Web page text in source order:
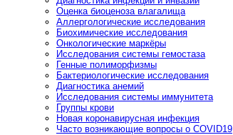
Оценка биоценоза влагалища
Аллергологические исследования
Биохимические исследования
Онкологические маркёры
Исследования системы гемостаза
Генные полиморфизмы
Бактериологические исследования
Диагностика анемий
Исследования системы иммунитета
Группы крови
Новая коронавирусная инфекция
Часто возникающие вопросы о COVID19